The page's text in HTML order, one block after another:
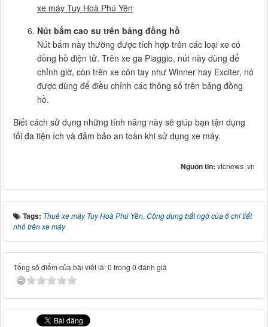
xe máy Tuy Hoà Phú Yên
Nút bấm cao su trên bảng đồng hồ
Nút bấm này thường được tích hợp trên các loại xe có
đồng hồ điện tử. Trên xe ga Piaggio, nút này dùng để
chỉnh giờ, còn trên xe côn tay như Winner hay Exciter, nó
được dùng để điều chỉnh các thông số trên bảng đồng
hồ.
Biết cách sử dụng những tính năng này sẽ giúp bạn tận dụng
tối đa tiện ích và đảm bảo an toàn khi sử dụng xe máy.
Nguồn tin: vtcnews .vn
Tags: Thuê xe máy Tuy Hoà Phú Yên, Công dụng bất ngờ của 6 chi tiết
nhỏ trên xe máy
Tổng số điểm của bài viết là: 0 trong 0 đánh giá